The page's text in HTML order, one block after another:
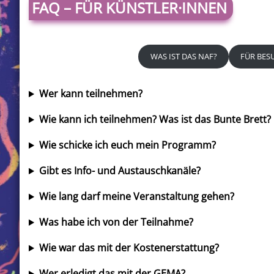
FAQ – FÜR KÜNSTLER·INNEN
WAS IST DAS NAF? FÜR
Wer kann teilnehmen?
Wie kann ich teilnehmen? Was ist das Bunte Brett?
Wie schicke ich euch mein Programm?
Gibt es Info- und Austauschkanäle?
Wie lang darf meine Veranstaltung gehen?
Was habe ich von der Teilnahme?
Wie war das mit der Kostenerstattung?